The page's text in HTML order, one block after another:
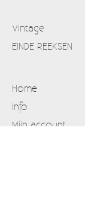
Vintage
EINDE REEKSEN
Home
Info
Mijn account